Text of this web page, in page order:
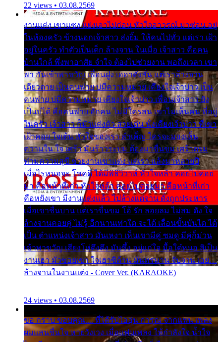
22 views • 03.08.2569
งานแต่ง เขาแซง แย่งเอาไปก่อน หัวใจอาวรณ์ มาซ่อน อยู่
ในห้องครัว ข้างนอกเจ้าสาว ส่งยิ้ม ให้คนไปทั่ว แต่เรา เฝ้า
อยู่ในครัว ทำตัวเป็นเด็ก ล้างจาน ในเมื่อ เจ้าสาว คือคน
บ้านใกล้ พึ่งพาอาศัย จำใจ ต้องไปช่วยงาน พอถึงเวลา เขา
พา กันเข้าพาขวัญ เพื่อนฝูง เฮฮาดังลั่น แต่เราล้างจาน
เดียวดาย เป็นคนพ่าย บ่มีความหมาย เคียงใจเจ้าบ่าว เป็น
คนพ่าย บ่มีความหมาย เคียงใจเจ้าบ่าว เพื่อนเจ้าสาว ยัง
เป็นบ่ได้ คือคนพ่าย ฮักคน ไม่มีใครสน เขาไม่เห็นคน ที่อยู่
ในครัว เจ้าสาว ก็มัวแต่งตัว สวยเด่น นั่งเคียงเจ้าบ่าว ที่เขา
เฝ้าคอย ใจเต้น หัวใจของเรา ลำเค็ญ ใครจะมองเห็น
ความใน ใจ เศร้า มันร้าวระบม ต้องมาขื่นขม เศร้าตรม
ท่ามความสุขี ช่วยงานเขาแต่ง แต่เรา แล้งมาหลายปี
เมื่อไรหนอจะ โชคดี ได้มีพิธีวิวาห์ หัวใจหล้า คอยไปคอย
มา คือหน้าที่เก่า หัวใจหล้า คอยไปคอยมา คือหน้าที่เก่า
คือหยังเขา มีงานแต่งแล้ว ไปล้างแต่จาน ดั่งถูกประหาร
เมื่อเขาชื่นบาน แต่เราขื่นขม โอ้ รัก ลอยลม ไม่สม ดัง ใจ
ล้างจานคอยคู่ ไม่รู้ อีกนานเท่าใด จะได้ เลื่อนขั้นบันได ได้
เป็น ตำแหน่งเจ้าสาว มันเหงา เห็นเขามีคู่ ซมดู มีคู่ก็ม่วน
เข้าพาขวัญ เสียงโห่ตึงตึง มันซึ้ง อยู่แก่ใจ มื้อใด๋หนอ สิเป็น
งานเฮา มัวซอยเขา ใจเฮาซิด้าน มันทรมาน จับจาน เอย…
ล้างจานในงานแต่ง - Cover Ver. (KARAOKE)
24 views • 03.08.2569
ขอ กราบ ขอบคุณ.... ที่ได้รับไออุ่น การุณ จากแฟน เพลง
ผมแสนชื่นใจ หายวังเวง เมื่อแฟนเพลง ให้กำลังใจ น้ำใจ